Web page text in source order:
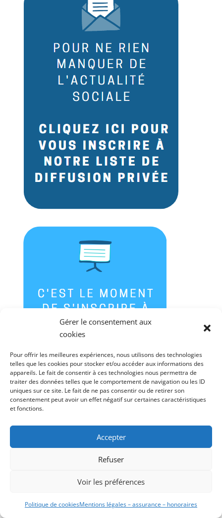
Gérer le consentement aux
cookies
Pour offrir les meilleures expériences, nous utilisons des technologies
telles que les cookies pour stocker et/ou accéder aux informations des
appareils. Le fait de consentir à ces technologies nous permettra de
traiter des données telles que le comportement de navigation ou les ID
uniques sur ce site. Le fait de ne pas consentir ou de retirer son
consentement peut avoir un effet négatif sur certaines caractéristiques
et fonctions.
Accepter
Refuser
Voir les préférences
Politique de cookiesMentions légales – assurance – honoraires